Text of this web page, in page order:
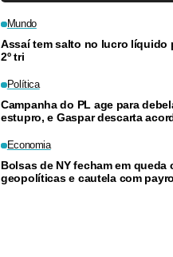
Mundo
Assaí tem salto no lucro líquido
2º tri
Política
Campanha do PL age para
estupro, e Gaspar descarta
Economia
Bolsas de NY fecham em queda
geopolíticas e cautela com